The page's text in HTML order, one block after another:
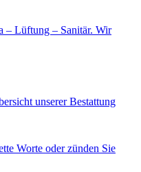
Lüftung – Sanitär. Wir
unserer Bestattung
Worte oder zünden Sie